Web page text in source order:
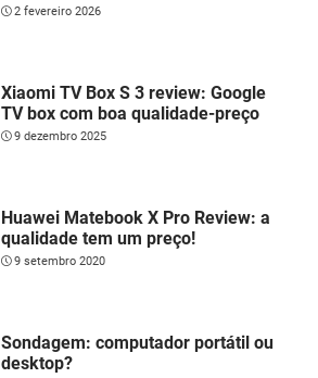
2 fevereiro 2026
Xiaomi TV Box S 3 review: Google
TV box com boa qualidade-preço
9 dezembro 2025
Huawei Matebook X Pro Review: a
qualidade tem um preço!
9 setembro 2020
Sondagem: computador portátil ou
desktop?